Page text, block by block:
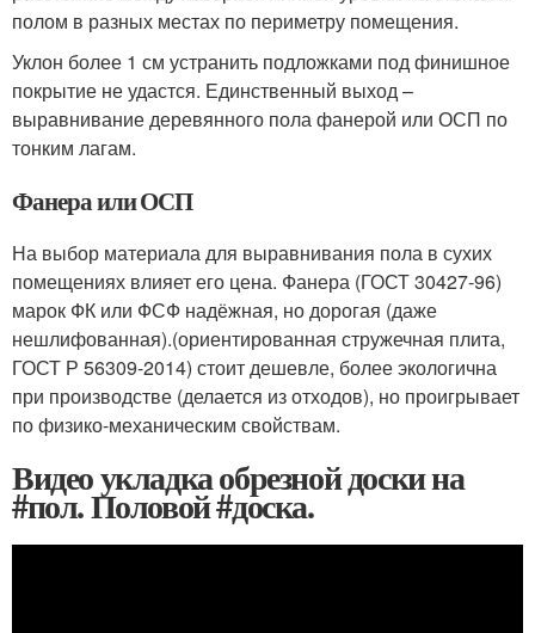
полом в разных местах по периметру помещения.
Уклон более 1 см устранить подложками под финишное
покрытие не удастся. Единственный выход –
выравнивание деревянного пола фанерой или ОСП по
тонким лагам.
Фанера или ОСП
На выбор материала для выравнивания пола в сухих
помещениях влияет его цена. Фанера (ГОСТ 30427-96)
марок ФК или ФСФ надёжная, но дорогая (даже
нешлифованная).(ориентированная стружечная плита,
ГОСТ Р 56309-2014) стоит дешевле, более экологична
при производстве (делается из отходов), но проигрывает
по физико-механическим свойствам.
Видео укладка обрезной доски на
#пол. Половой #доска.